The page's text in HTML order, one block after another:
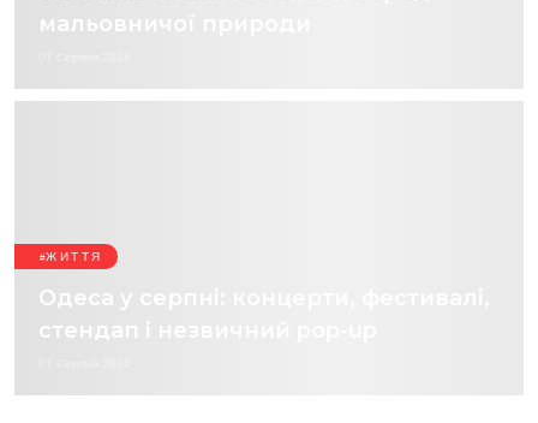
мальовничої природи
ЖИТТЯ
Одеса у серпні: концерти, фестивалі,
стендап і незвичний pop-up